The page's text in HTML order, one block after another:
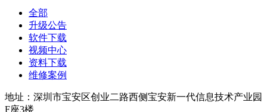
全部
升级公告
软件下载
视频中心
资料下载
维修案例
地址：深圳市宝安区创业二路西侧宝安新一代信息技术产业园
F座3楼